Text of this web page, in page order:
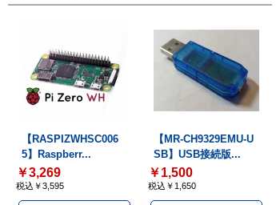
【RASPIZWHSC006
5】Raspberr...
￥3,269
税込￥3,595
【MR-CH9329EMU-U
SB】USB接続版...
￥1,500
税込￥1,650